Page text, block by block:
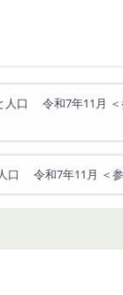
人口 令和7年11月
口 令和7年11月 ＜